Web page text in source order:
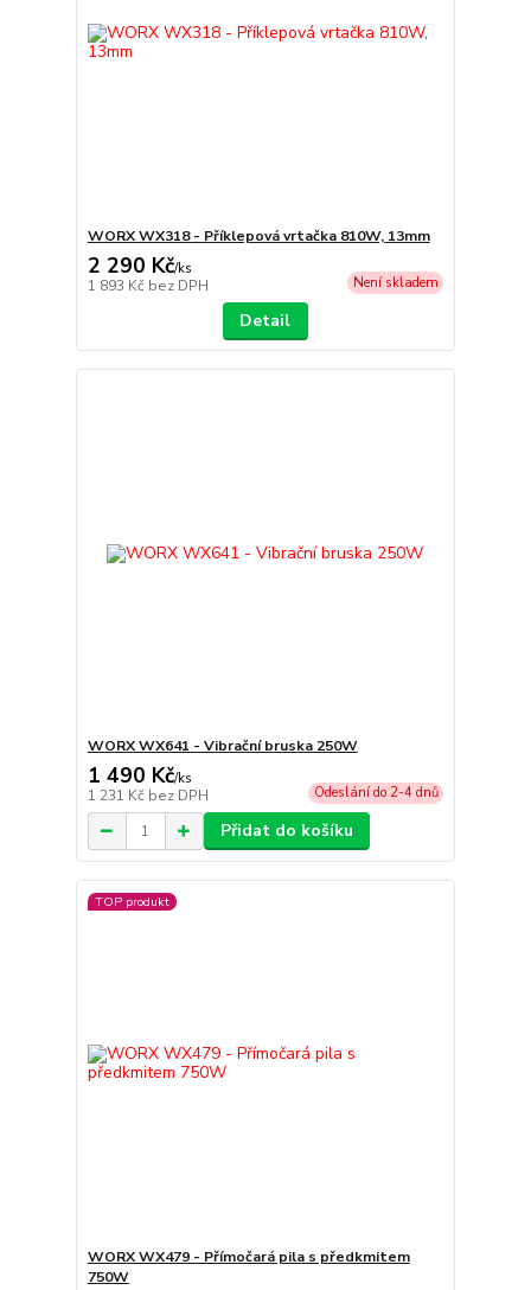
WORX WX318 - Příklepová vrtačka 810W, 13mm
2 290 Kč/ks
1 893 Kč bez DPH Není skladem
Detail
WORX WX641 - Vibrační bruska 250W
1 490 Kč/ks
1 231 Kč bez DPH Odeslání do 2-4 dnů
Přidat do košíku
TOP produkt
WORX WX479 - Přímočará pila s předkmitem
750W